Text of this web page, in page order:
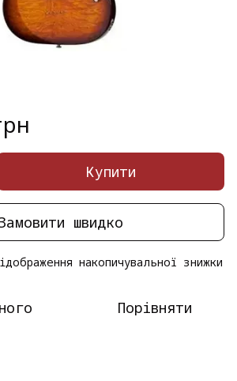
Купити
швидко
накопичувальної знижки
Порівняти